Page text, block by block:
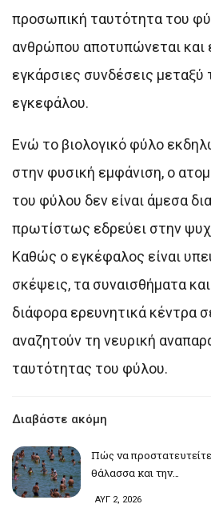
προσωπική ταυτότητα του
ανθρώπου αποτυπώνεται και
εγκάρσιες συνδέσεις
εγκεφάλου.
Ενώ το βιολογικό φύλο
στην φυσική εμφάνιση, ο
του φύλου δεν είναι άμεσα
πρωτίστως εδρεύει στην
Καθώς ο εγκέφαλος είναι
σκέψεις, τα συναισθήματα
διάφορα ερευνητικά κέντρα
αναζητούν τη νευρική
ταυτότητας του φύλου.
Διαβάστε ακόμη
Πώς να
θάλασσα και την…
ΑΥΓ 2, 2026